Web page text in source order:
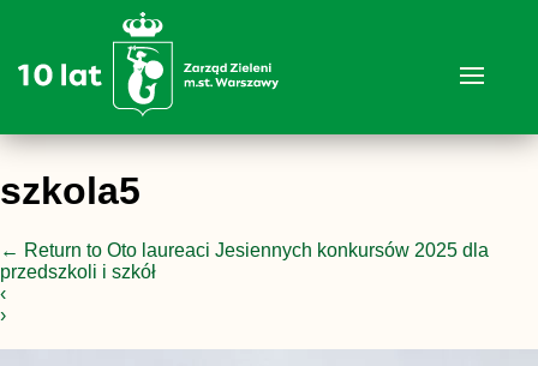
szkola5
← Return to Oto laureaci Jesiennych konkursów 2025 dla
przedszkoli i szkół
‹
›